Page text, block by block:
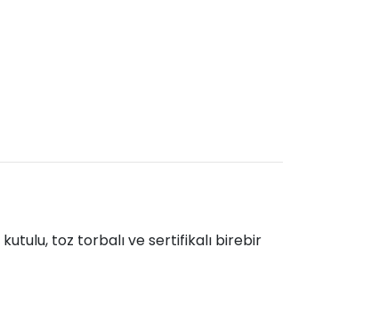
toz torbalı ve sertifikalı birebir